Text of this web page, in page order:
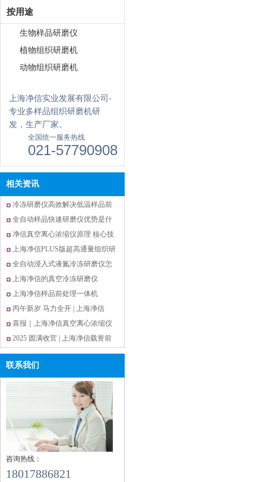
按用途
生物样品研磨仪
植物组织研磨机
动物组织研磨机
上海净信实业发展有限公司-
专业多样品组织研磨机研
发，生产厂家。
全国统一服务热线
021-57790908
相关资讯
冷冻研磨仪高效解决低温样品前
处理中样品活性被破坏难题
全自动样品快速研磨仪优势是什
么？
净信真空离心浓缩仪原理 核心技
术打造高效样品浓缩解决方案
上海净信PLUS版超高通量组织研
磨仪|解锁大通量样品前处理新效
率
全自动浸入式液氮冷冻研磨仪怎
么选?上海净信这款解锁高效研磨
新体验
上海净信的真空冷冻研磨仪
JXCL-ZK更适合研磨胶原蛋白？
上海净信样品前处理一体机
JXYQ-5实验室多功能样本处理设
备
丙午新岁 马力全开 | 上海净信
2026春节放假通知
喜报｜上海净信真空离心浓缩仪
市占 13.75% 稳居全国第二
2025 圆满收官 | 上海净信载誉前
行，以技术创新谱写国产仪器硬
实力
联系我们
咨询热线：
18017886821